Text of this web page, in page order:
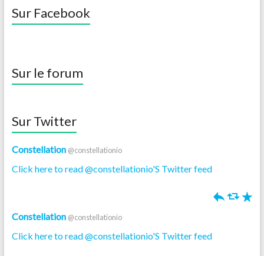
Sur Facebook
Sur le forum
Sur Twitter
Constellation @constellationio
Click here to read @constellationio'S Twitter feed
h J R
Constellation @constellationio
Click here to read @constellationio'S Twitter feed